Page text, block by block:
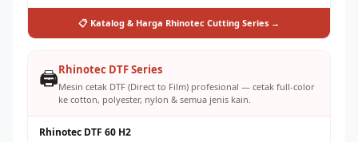
📋 Katalog & Harga Rhinotec Cutting Series →
🖨️Rhinotec DTF Series
Mesin cetak DTF (Direct to Film) profesional — cetak full-color
ke cotton, polyester, nylon & semua jenis kain.
Rhinotec DTF 60 H2